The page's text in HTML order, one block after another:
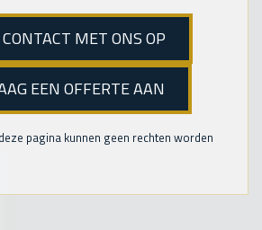
MET ONS OP
EEN OFFERTE AAN
pagina kunnen geen rechten worden